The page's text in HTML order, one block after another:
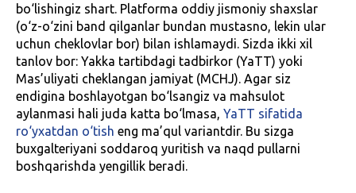
bo‘lishingiz shart. Platforma oddiy jismoniy shaxslar
(o‘z-o‘zini band qilganlar bundan mustasno, lekin ular
uchun cheklovlar bor) bilan ishlamaydi. Sizda ikki xil
tanlov bor: Yakka tartibdagi tadbirkor (YaTT) yoki
Mas’uliyati cheklangan jamiyat (MCHJ). Agar siz
endigina boshlayotgan bo‘lsangiz va mahsulot
aylanmasi hali juda katta bo‘lmasa, YaTT sifatida
ro‘yxatdan o‘tish eng ma’qul variantdir. Bu sizga
buxgalteriyani soddaroq yuritish va naqd pullarni
boshqarishda yengillik beradi.